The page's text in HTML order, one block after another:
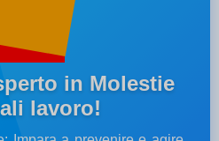
in Molestie
lavoro!